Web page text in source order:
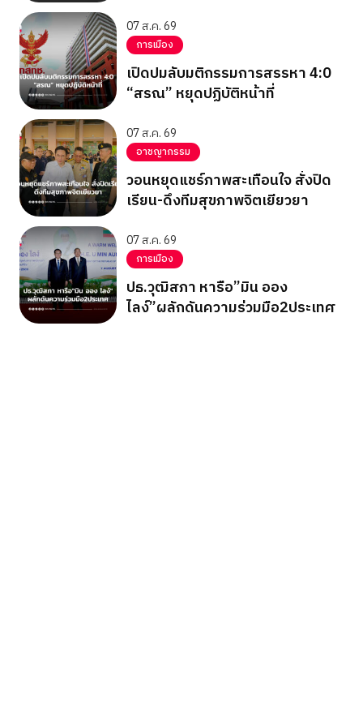
07 ส.ค. 69
การเมือง
เปิดปมลับมติกรรมการสรรหา 4:0
“สรณ” หยุดปฏิบัติหน้าที่
07 ส.ค. 69
อาชญากรรม
วอนหยุดแชร์ภาพสะเทือนใจ สั่งปิด
เรียน-ดึงทีมสุขภาพจิตเยียวยา
07 ส.ค. 69
การเมือง
ปธ.วุฒิสภา หารือ”มิน ออง
ไลง์”ผลักดันความร่วมมือ2ประเทศ